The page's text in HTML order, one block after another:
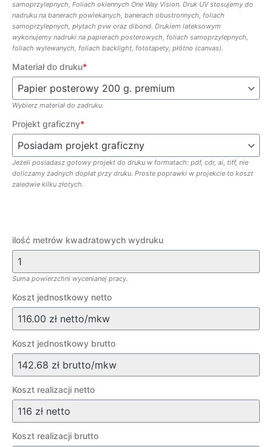
samoprzylepnych, Foliach okiennych One Way Vision. Druk UV stosujemy do
nadruku na banerach powlekanych, banerach obustronnych, foliach
samoprzylepnych, płytach pvw oraz dibond. Drukiem lateksowym
wykonujemy nadruki na papierach posterowych, foliach samoprzylepnych,
foliach wylewanych, foliach backlight, fototapety, płótno (canvas).
Materiał do druku*
Wybierz materiał do zadruku.
Projekt graficzny*
Jeżeli posiadasz gotowy projekt do druku w formatach: pdf, cdr, ai, tiff, nie
doliczamy żadnych dopłat przy druku. Proste poprawki w projekcie to koszt
zaledwie kilku złotych.
ilość metrów kwadratowych wydruku
Suma powierzchni wycenianej pracy.
Koszt jednostkowy netto
Koszt jednostkowy brutto
Koszt realizacji netto
Koszt realizacji brutto